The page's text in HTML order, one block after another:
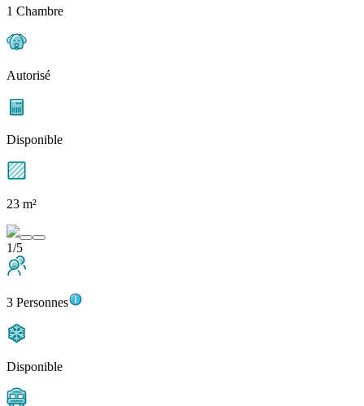
1 Chambre
Autorisé
Disponible
23 m²
1/5
3 Personnes
Disponible